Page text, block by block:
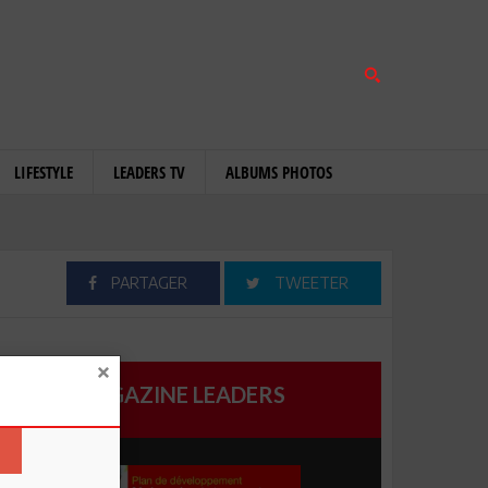
LIFESTYLE LEADERS TV ALBUMS PHOTOS
PARTAGER TWEETER
MAGAZINE LEADERS